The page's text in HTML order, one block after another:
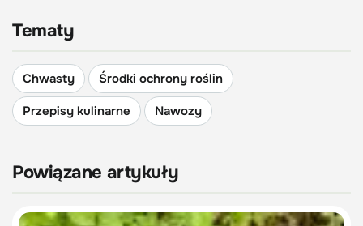
Tematy
Chwasty
Środki ochrony roślin
Przepisy kulinarne
Nawozy
Powiązane artykuły